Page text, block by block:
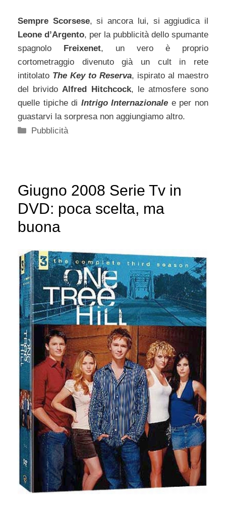
Sempre Scorsese, si ancora lui, si aggiudica il
Leone d’Argento, per la pubblicità dello spumante
spagnolo
Freixenet, un vero è proprio
cortometraggio divenuto già un cult in rete
intitolato The Key to Reserva, ispirato al maestro
del brividoAlfred Hitchcock, le atmosfere sono
quelle tipiche di Intrigo Internazionale e per non
guastarvi la sorpresa non aggiungiamo altro.
Categorie
Pubblicità
Giugno 2008 Serie Tv in
DVD: poca scelta, ma
buona